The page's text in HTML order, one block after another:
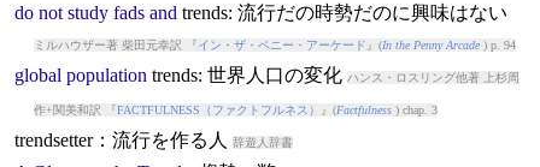
do not study fads and trends: 流行だの時勢だのに興味はない
ミルハウザー著 柴田元幸訳 『イン・ザ・ペニー・アーケード 』(In the Penny Arcade) p. 94
global population trends: 世界人口の変化 ハンス・ロスリング他著 上杉周
作+関美和訳 『FACTFULNESS（ファクトフルネス） 』(Factfulness) chap. 3
trendsetter：流行を作る人 辞遊人辞書